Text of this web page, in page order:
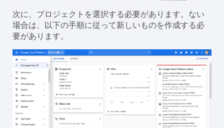
次に、プロジェクトを選択する必要があります。ない
場合は、以下の手順に従って新しいものを作成する必
要があります。